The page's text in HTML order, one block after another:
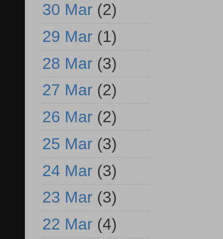
30 Mar (2)
29 Mar (1)
28 Mar (3)
27 Mar (2)
26 Mar (2)
25 Mar (3)
24 Mar (3)
23 Mar (3)
22 Mar (4)